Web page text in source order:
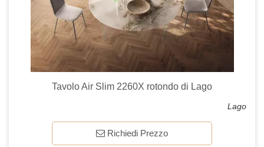
Tavolo Air Slim 2260X rotondo di Lago
Lago
Richiedi Prezzo